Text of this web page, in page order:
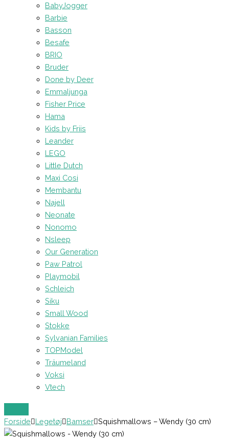
BabyJogger
Barbie
Basson
Besafe
BRIO
Bruder
Done by Deer
Emmaljunga
Fisher Price
Hama
Kids by Friis
Leander
LEGO
Little Dutch
Maxi Cosi
Membantu
Najell
Neonate
Nonomo
Nsleep
Our Generation
Paw Patrol
Playmobil
Schleich
Siku
Small Wood
Stokke
Sylvanian Families
TOPModel
Träumeland
Voksi
Vtech
Forside Legetøj Bamser Squishmallows – Wendy (30 cm)